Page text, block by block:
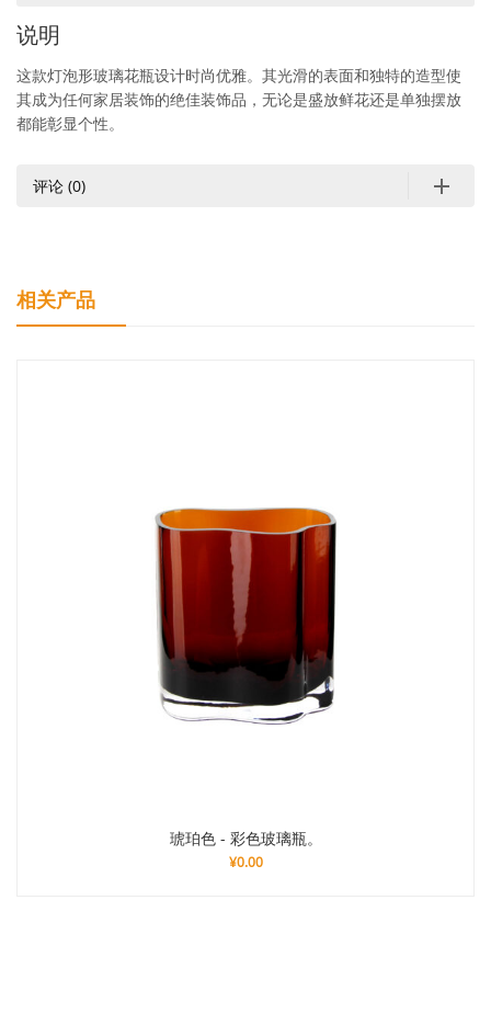
说明
这款灯泡形玻璃花瓶设计时尚优雅。其光滑的表面和独特的造型使
其成为任何家居装饰的绝佳装饰品，无论是盛放鲜花还是单独摆放
都能彰显个性。
评论 (0)
相关产品
琥珀色 - 彩色玻璃瓶。
¥0.00